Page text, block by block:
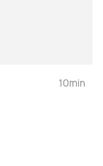
10min